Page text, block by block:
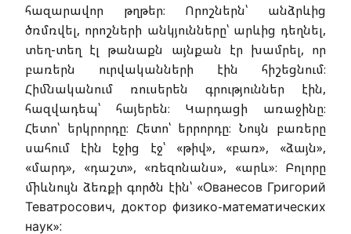
հազարավոր թղթեր։ Որոշներն՝ անձրևից
ծռմռվել, որոշների անկյունները՝ արևից դեղնել,
տեղ-տեղ էլ թանաքն այնքան էր խամրել, որ
բառերն ուրվականների էին հիշեցնում։
Հիմնականում ռուսերեն գրություններ էին,
հազվադեպ՝ հայերեն։ Կարդացի առաջինը։
Հետո՝ երկրորդը։ Հետո՝ երրորդը։ Նույն բառերը
սահում էին էջից էջ՝ «թիվ», «բառ», «ձայն»,
«մարդ», «դաշտ», «ռեզոնանս», «արև»։ Բոլորը
միևնույն ձեռքի գործն էին՝ «Ованесов Григорий
Теватросович, доктор физико-математических
наук»: